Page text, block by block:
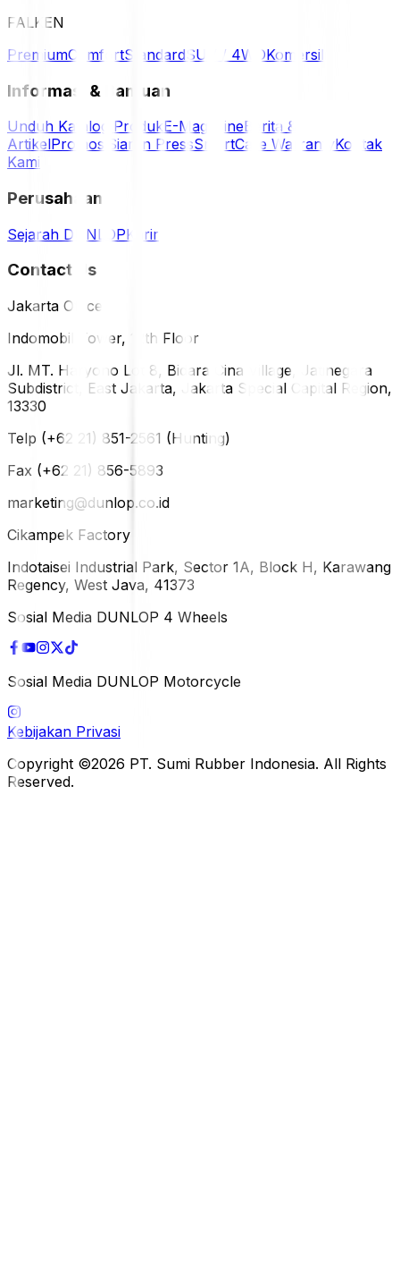
FALKEN
PremiumComfortStandard SUV / 4WDKomersil
Informasi & Bantuan
Unduh Katalog ProdukE-MagazineBerita &
ArtikelPromosi Siaran PressSmartCare WarrantyKontak
Kami
Perusahaan
Sejarah DUNLOPKarir
Contact Us
Jakarta Office
Indomobil Tower, 12th Floor
Jl. MT. Haryono Lot 8, Bidara Cina Village, Jatinegara
Subdistrict, East Jakarta, Jakarta Special Capital Region,
13330
Telp (+62 21) 851-2561 (Hunting)
Fax (+62 21) 856-5893
marketing@dunlop.co.id
Cikampek Factory
Indotaisei Industrial Park, Sector 1A, Block H, Karawang
Regency, West Java, 41373
Sosial Media DUNLOP 4 Wheels
Sosial Media DUNLOP Motorcycle
Kebijakan Privasi
Copyright ©2026 PT. Sumi Rubber Indonesia. All Rights
Reserved.